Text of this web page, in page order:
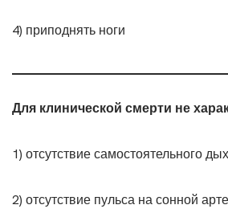
4) приподнять ноги
Для клинической смерти не
1) отсутствие самостоятельного
2) отсутствие пульса на сонной